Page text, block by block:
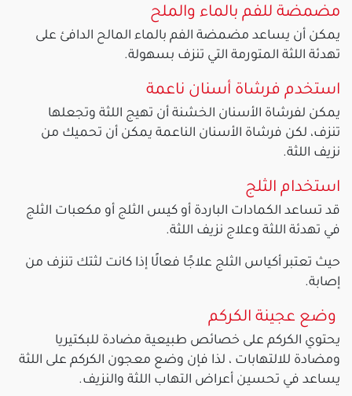
مضمضة للفم بالماء والملح
يمكن أن يساعد مضمضة الفم بالماء المالح الدافئ على
تهدئة اللثة المتورمة التي تنزف بسهولة.
استخدم فرشاة أسنان ناعمة
يمكن لفرشاة الأسنان الخشنة أن تهيج اللثة وتجعلها
تنزف، لكن فرشاة الأسنان الناعمة يمكن أن تحميك من
نزيف اللثة.
استخدام الثلج
قد تساعد الكمادات الباردة أو كيس الثلج أو مكعبات الثلج
في تهدئة اللثة وعلاج نزيف اللثة.
حيث تعتبر أكياس الثلج علاجًا فعالًا إذا كانت لثتك تنزف من
إصابة.
وضع عجينة الكركم
يحتوي الكركم على خصائص طبيعية مضادة للبكتيريا
ومضادة للالتهابات ، لذا فإن وضع معجون الكركم على اللثة
يساعد في تحسين أعراض التهاب اللثة والنزيف.